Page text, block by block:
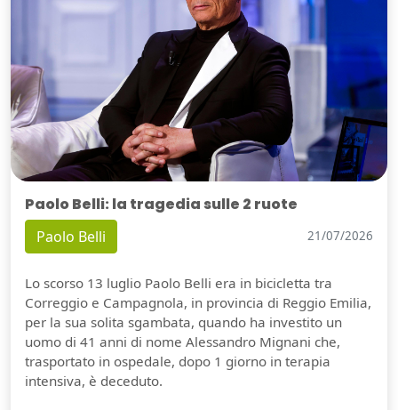
Paolo Belli: la tragedia sulle 2 ruote
Paolo Belli 21/07/2026
Lo scorso 13 luglio Paolo Belli era in bicicletta tra
Correggio e Campagnola, in provincia di Reggio Emilia,
per la sua solita sgambata, quando ha investito un
uomo di 41 anni di nome Alessandro Mignani che,
trasportato in ospedale, dopo 1 giorno in terapia
intensiva, è deceduto.